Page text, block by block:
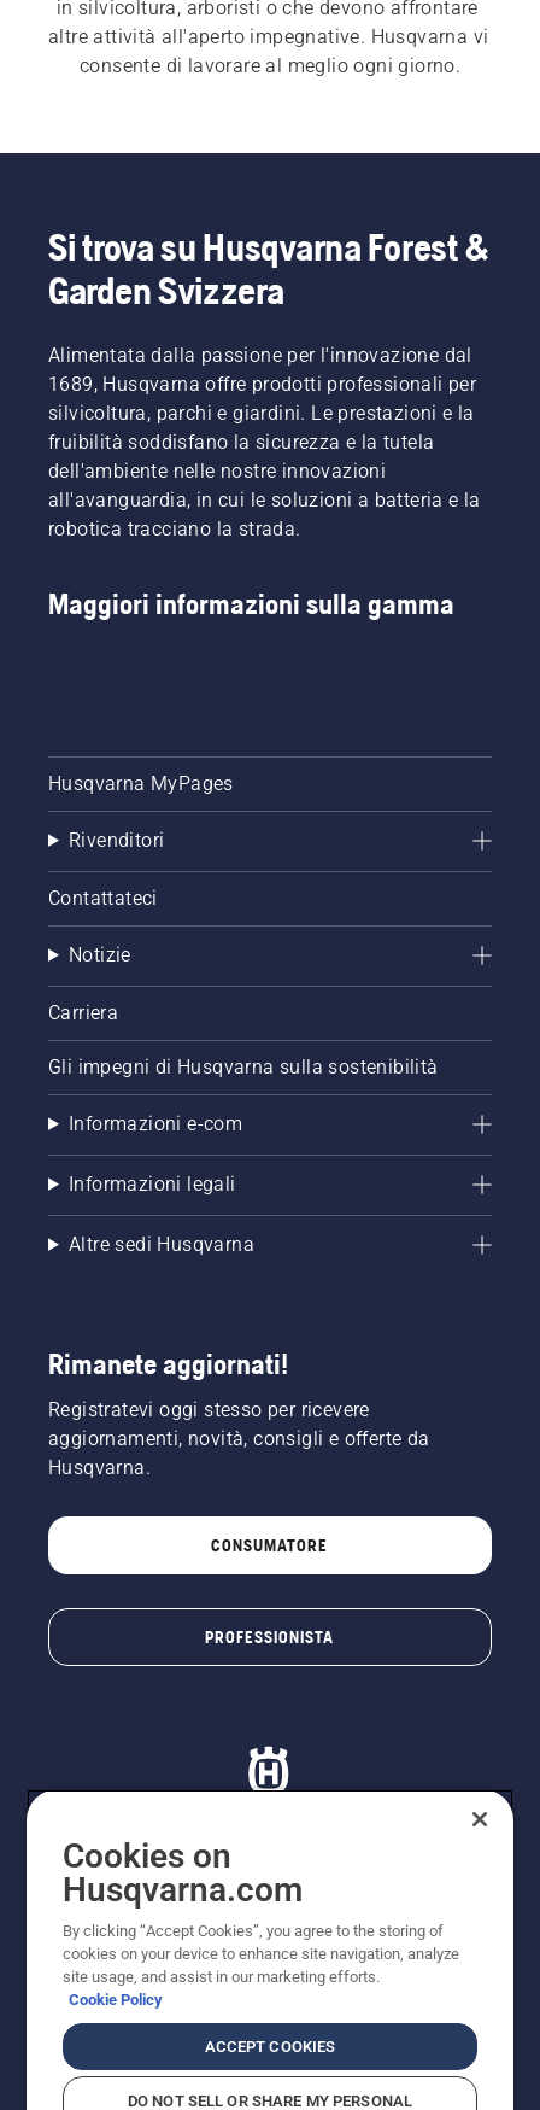
in silvicoltura, arboristi o che devono affrontare
altre attività all'aperto impegnative. Husqvarna vi
consente di lavorare al meglio ogni giorno.
Si trova su Husqvarna Forest &
Garden Svizzera
Alimentata dalla passione per l'innovazione dal
1689, Husqvarna offre prodotti professionali per
silvicoltura, parchi e giardini. Le prestazioni e la
fruibilità soddisfano la sicurezza e la tutela
dell'ambiente nelle nostre innovazioni
all'avanguardia, in cui le soluzioni a batteria e la
robotica tracciano la strada.
Maggiori informazioni sulla gamma
Husqvarna MyPages
Rivenditori
Contattateci
Notizie
Carriera
Gli impegni di Husqvarna sulla sostenibilità
Informazioni e-com
Informazioni legali
Altre sedi Husqvarna
Rimanete aggiornati!
Registratevi oggi stesso per ricevere
aggiornamenti, novità, consigli e offerte da
Husqvarna.
CONSUMATORE
PROFESSIONISTA
© Husqvarna AB (publ). Tutti i diritti riservati. I prezzi
Husqvarna Schweiz AG per i rivenditori specializzati
aderenti all’iniziativa, prezzi in CHF comprensivi di IVA
all’ 8,1% e TRA. Con riserva di modifica. Tutti i prezzi
indicati sono prezzi al dettaglio consigliati (IVA inclusa),
a meno che il prodotto non sia disponibile per l'acquisto
Informativa sui cookieTermini di utilizzo
Informativa sulla privacyRiferimentiCGVF Negozio online
Cookies on
Husqvarna.com
By clicking “Accept Cookies”, you agree to the storing of
cookies on your device to enhance site navigation, analyze
site usage, and assist in our marketing efforts.
Cookie Policy
ACCEPT COOKIES
DO NOT SELL OR SHARE MY PERSONAL